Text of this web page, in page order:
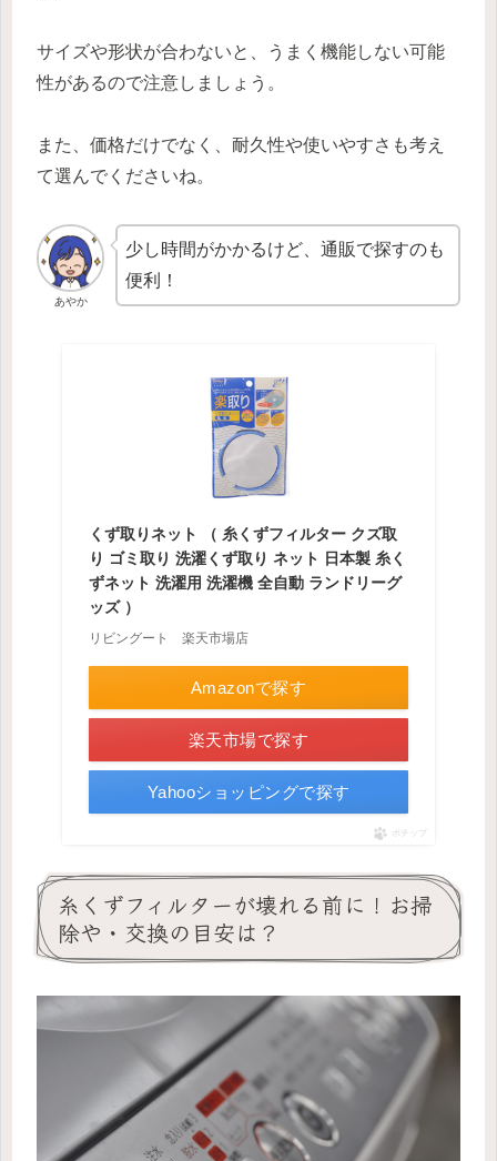
サイズや形状が合わないと、うまく機能しない可能
性があるので注意しましょう。
また、価格だけでなく、耐久性や使いやすさも考え
て選んでくださいね。
あやか
少し時間がかかるけど、通販で探すのも
便利！
くず取りネット （ 糸くずフィルター クズ取
り ゴミ取り 洗濯くず取り ネット 日本製 糸く
ずネット 洗濯用 洗濯機 全自動 ランドリーグ
ッズ ）
リビングート 楽天市場店
Amazonで探す
楽天市場で探す
Yahooショッピングで探す
ポチップ
糸くずフィルターが壊れる前に！お掃
除や・交換の目安は？